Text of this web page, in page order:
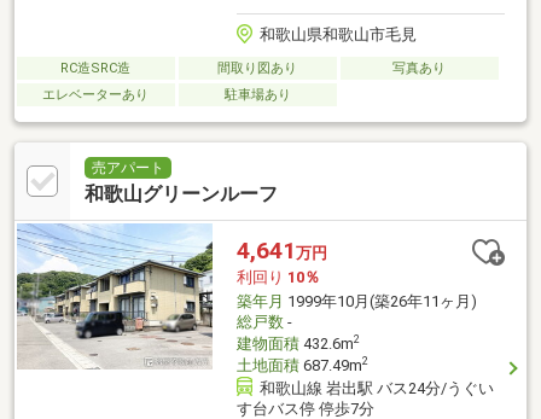
和歌山県和歌山市毛見
RC造SRC造 間取り図あり
写真あり
エレベーターあり
駐車場あり
売アパート
和歌山グリーンルーフ
4,641 万円
利回り 10％
築年月 1999年10月(築26年11ヶ月)
総戸数-
建物面積432.6m2
土地面積687.49m2
和歌山線 岩出駅 バス24分/うぐい
す台バス停 停歩7分